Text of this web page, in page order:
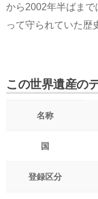
から2002年半ばまで
って守られていた歴
この世界遺産の
名称
国
登録区分